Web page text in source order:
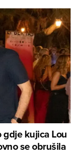
gdje kujica Lou
se obrušila